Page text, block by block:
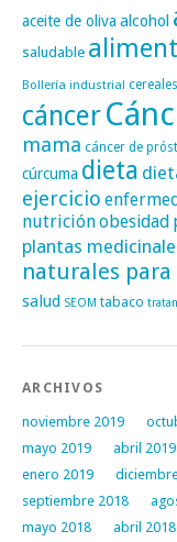
aceite de oliva alcohol
saludable
Bollería industrial cereales
cáncer
mama cáncer de
cúrcuma dieta
ejercicio
nutriciónobesidad
plantas
naturales
salud SEOM tabaco
ARCHIVOS
noviembre 2019
mayo 2019
abril 2019
enero 2019
septiembre 2018
mayo 2018
abril 2018